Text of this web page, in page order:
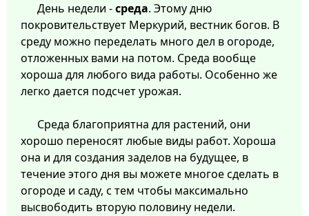
День недели -среда. Этому дню
покровительствует Меркурий, вестник богов. В
среду можно переделать много дел в огороде,
отложенных вами на потом. Среда вообще
хороша для любого вида работы. Особенно же
легко дается подсчет урожая.
Среда благоприятна для растений, они
хорошо переносят любые виды работ. Хороша
она и для создания заделов на будущее, в
течение этого дня вы можете многое сделать в
огороде и саду, с тем чтобы максимально
высвободить вторую половину недели.